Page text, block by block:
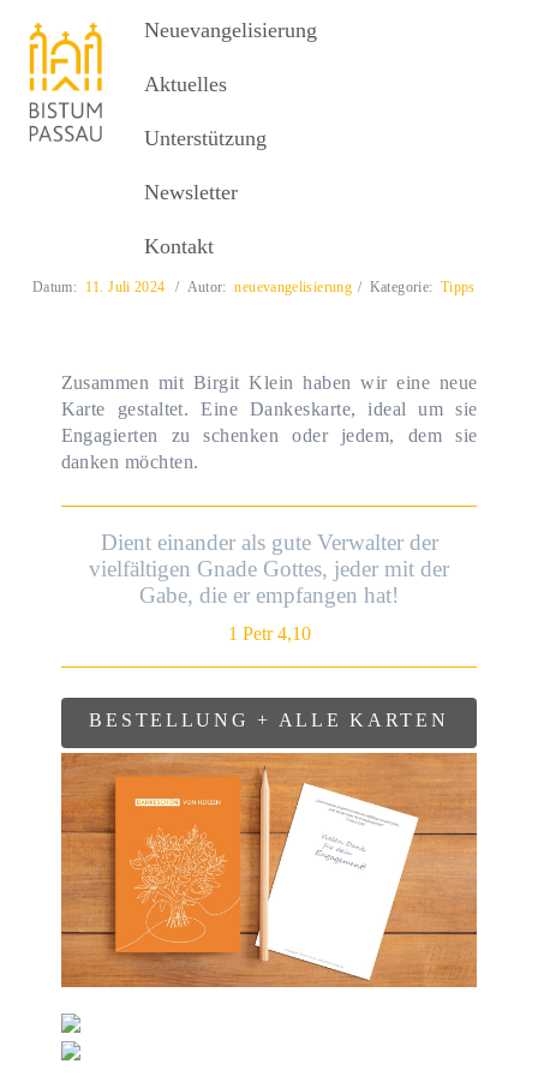
Neuevangelisierung
Aktuelles
Unterstützung
Newsletter
Kontakt
Neuevangelisierung
Karte „Dankeschön“
Karte „Dankeschön“
Datum: 11. Juli 2024 Autor:neuevangelisierung Kategorie:Tipps
Zusammen mit Birgit Klein haben wir eine neue
Karte gestaltet. Eine Dankeskarte, ideal um sie
Engagierten zu schenken oder jedem, dem sie
danken möchten.
Dient einander als gute Verwalter der
vielfältigen Gnade Gottes, jeder mit der
Gabe, die er empfangen hat!
1 Petr 4,10
BESTELLUNG + ALLE KARTEN